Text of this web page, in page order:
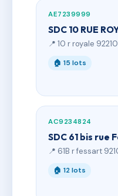
AE7239999
SDC 10 RUE
📍 10 r royale
🏠 15 lots
AC9234824
SDC 61 bis rue
📍 61B r fessart
🏠 12 lots